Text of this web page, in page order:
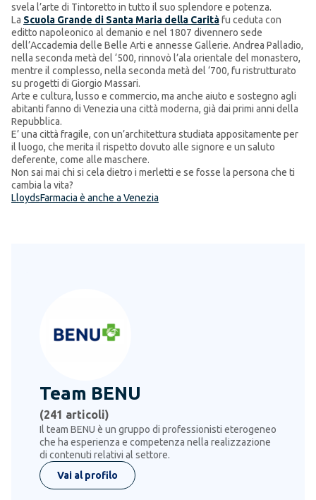
svela l’arte di Tintoretto in tutto il suo splendore e potenza.
La Scuola Grande di Santa Maria della Caritàfu ceduta con
editto napoleonico al demanio e nel 1807 divennero sede
dell’Accademia delle Belle Arti e annesse Gallerie. Andrea Palladio,
nella seconda metà del ‘500, rinnovò l’ala orientale del monastero,
mentre il complesso, nella seconda metà del ‘700, fu ristrutturato
su progetti di Giorgio Massari.
Arte e cultura, lusso e commercio, ma anche aiuto e sostegno agli
abitanti fanno di Venezia una città moderna, già dai primi anni della
Repubblica.
E’ una città fragile, con un’architettura studiata appositamente per
il luogo, che merita il rispetto dovuto alle signore e un saluto
deferente, come alle maschere.
Non sai mai chi si cela dietro i merletti e se fosse la persona che ti
cambia la vita?
LloydsFarmacia è anche a Venezia
Team BENU
(241 articoli)
Il team BENU è un gruppo di professionisti eterogeneo
che ha esperienza e competenza nella realizzazione
di contenuti relativi al settore.
Vai al profilo